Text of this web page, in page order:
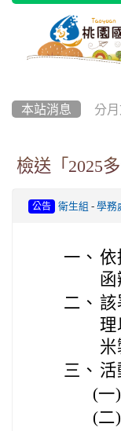
本站消息 分
檢送「2025
公告 衛生組 - 學務
一、 依
函
二、
理
米
三、 活
(一)
(二)